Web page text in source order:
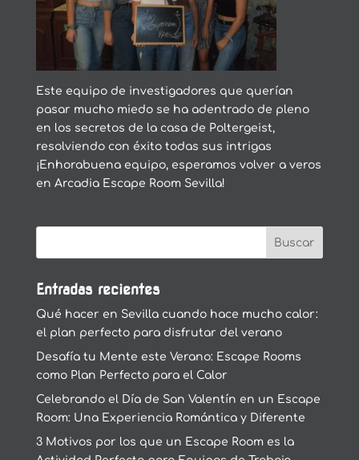
Este equipo de investigadores que querían
pasar mucho miedo se ha adentrado de pleno
en los secretos de la casa de Poltergeist,
resolviendo con éxito todas sus intrigas
¡Enhorabuena equipo, esperamos volver a veros
en Arcadia Escape Room Sevilla!
Entradas recientes
Qué hacer en Sevilla cuando hace mucho calor:
el plan perfecto para disfrutar del verano
Desafía tu Mente este Verano: Escape Rooms
como Plan Perfecto para el Calor
Celebrando el Día de San Valentín en un Escape
Room: Una Experiencia Romántica y Diferente
3 Motivos por los que un Escape Room es la